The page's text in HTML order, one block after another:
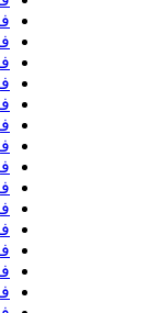
فاطمه
فربد
فربد
فرجاد
فردین
فرزاد
فرزاد
فرزاد
فرزاد
فرزاد
فرزاد